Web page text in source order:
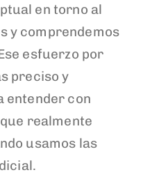
en torno al
y comprendemos
esfuerzo por
preciso y
entender con
realmente
usamos las